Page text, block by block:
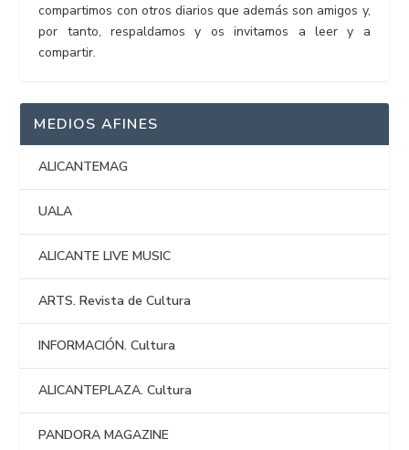
compartimos con otros diarios que además son amigos y,
por tanto, respaldamos y os invitamos a leer y a
compartir.
MEDIOS AFINES
ALICANTEMAG
UALA
ALICANTE LIVE MUSIC
ARTS. Revista de Cultura
INFORMACIÓN. Cultura
ALICANTEPLAZA. Cultura
PANDORA MAGAZINE